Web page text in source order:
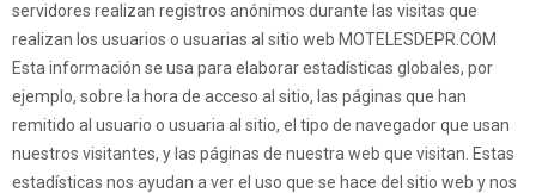
servidores realizan registros anónimos durante las visitas que
realizan los usuarios o usuarias al sitio web MOTELESDEPR.COM
Esta información se usa para elaborar estadísticas globales, por
ejemplo, sobre la hora de acceso al sitio, las páginas que han
remitido al usuario o usuaria al sitio, el tipo de navegador que usan
nuestros visitantes, y las páginas de nuestra web que visitan. Estas
estadísticas nos ayudan a ver el uso que se hace del sitio web y nos